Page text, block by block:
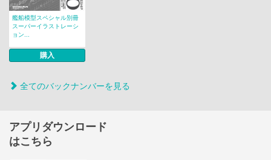
艦船模型スペシャル別冊
スーパーイラストレーシ
ョン...
購入
全てのバックナンバーを見る
アプリダウンロード
はこちら